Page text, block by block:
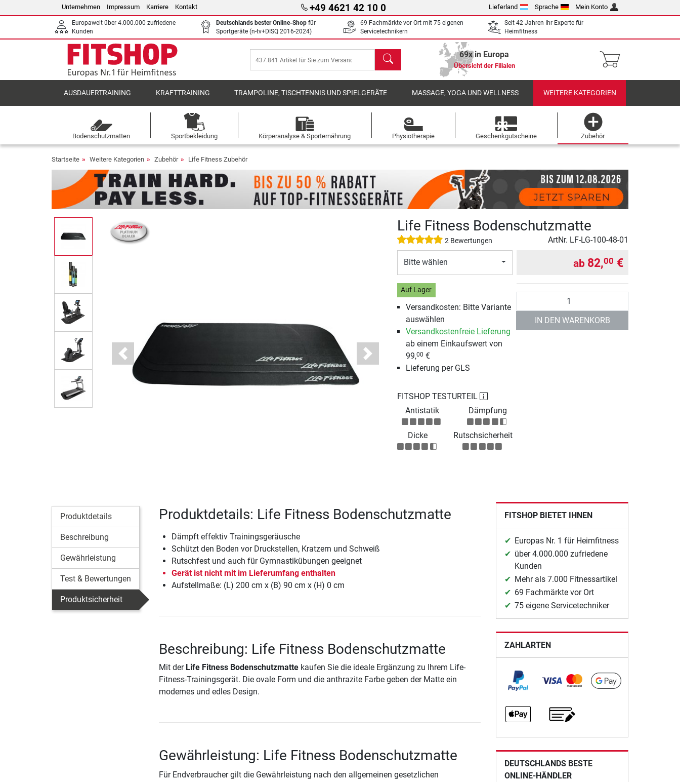
Unternehmen Impressum Karriere Kontakt +49 4621 42 10 0 Lieferland Sprache Mein Konto
Europaweit über 4.000.000 zufriedene
Kunden
Deutschlands bester Online-Shop für
Sportgeräte (n-tv+DISQ 2016-2024)
69 Fachmärkte vor Ort mit 75 eigenen
Servicetechnikern
Seit 42 Jahren Ihr Experte für
Heimfitness
Suchen 69x in Europa
Übersicht der Filialen
AUSDAUERTRAINING KRAFTTRAINING TRAMPOLINE, TISCHTENNIS UND SPIELGERÄTE MASSAGE, YOGA UND WELLNESS WEITERE KATEGORIEN
Bodenschutzmatten Sportbekleidung Körperanalyse & Sporternährung Physiotherapie Geschenkgutscheine Zubehör
Startseite Weitere Kategorien Zubehör Life Fitness Zubehör
Previous Next
Life Fitness Bodenschutzmatte
2 Bewertungen ArtNr. LF-LG-100-48-01
Bitte wählen
Auf Lager
Versandkosten: Bitte Variante
auswählen
Versandkostenfreie Lieferung
ab einem Einkaufswert von
99,00 €
Lieferung per GLS
ab 82,00 €
IN DEN WARENKORB
FITSHOP TESTURTEIL
Antistatik
Dämpfung
Dicke Rutschsicherheit
Produktdetails
Beschreibung
Gewährleistung
Test & Bewertungen
Produktsicherheit
Produktdetails: Life Fitness Bodenschutzmatte
Dämpft effektiv Trainingsgeräusche
Schützt den Boden vor Druckstellen, Kratzern und Schweiß
Rutschfest und auch für Gymnastikübungen geeignet
Gerät ist nicht mit im Lieferumfang enthalten
Aufstellmaße: (L) 200 cm x (B) 90 cm x (H) 0 cm
Beschreibung: Life Fitness Bodenschutzmatte
Mit der Life Fitness Bodenschutzmattekaufen Sie die ideale Ergänzung zu Ihrem Life-
Fitness-Trainingsgerät. Die ovale Form und die anthrazite Farbe geben der Matte ein
modernes und edles Design.
Gewährleistung: Life Fitness Bodenschutzmatte
Für Endverbraucher gilt die Gewährleistung nach den allgemeinen gesetzlichen
FITSHOP BIETET IHNEN
Europas Nr. 1 für Heimfitness
über 4.000.000 zufriedene
Kunden
Mehr als 7.000 Fitnessartikel
69 Fachmärkte vor Ort
75 eigene Servicetechniker
ZAHLARTEN
DEUTSCHLANDS BESTE
ONLINE-HÄNDLER